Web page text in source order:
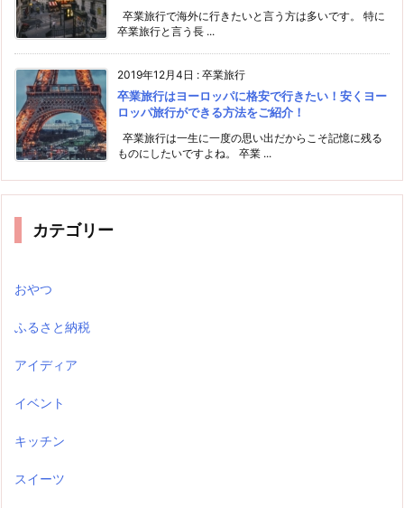
卒業旅行で海外に行きたいと言う方は多いです。 特に
卒業旅行と言う長 ...
2019年12月4日 : 卒業旅行
卒業旅行はヨーロッパに格安で行きたい！安くヨー
ロッパ旅行ができる方法をご紹介！
卒業旅行は一生に一度の思い出だからこそ記憶に残る
ものにしたいですよね。 卒業 ...
カテゴリー
おやつ
ふるさと納税
アイディア
イベント
キッチン
スイーツ